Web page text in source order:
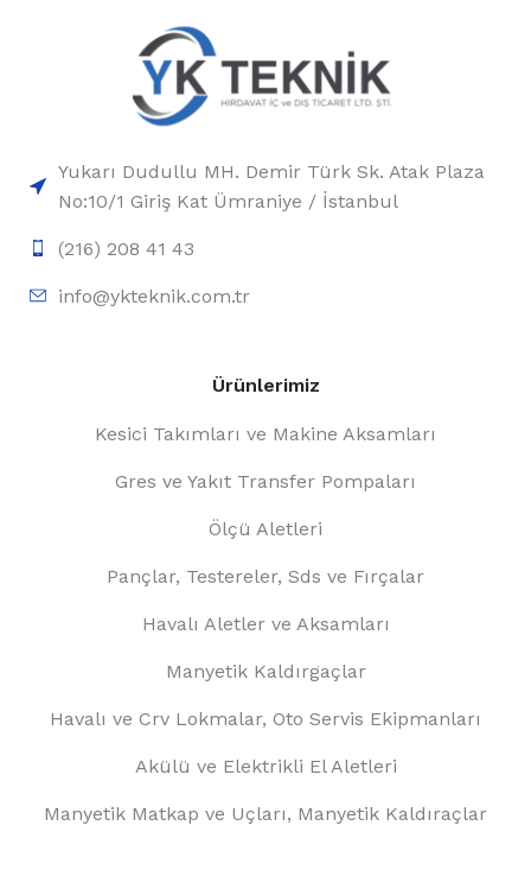
Yukarı Dudullu MH. Demir Türk Sk. Atak Plaza
No:10/1 Giriş Kat Ümraniye / İstanbul
(216) 208 41 43
info@ykteknik.com.tr
Ürünlerimiz
Kesici Takımları ve Makine Aksamları
Gres ve Yakıt Transfer Pompaları
Ölçü Aletleri
Pançlar, Testereler, Sds ve Fırçalar
Havalı Aletler ve Aksamları
Manyetik Kaldırgaçlar
Havalı ve Crv Lokmalar, Oto Servis Ekipmanları
Akülü ve Elektrikli El Aletleri
Manyetik Matkap ve Uçları, Manyetik Kaldıraçlar